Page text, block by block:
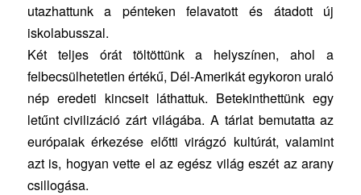
utazhattunk a pénteken felavatott és átadott új
iskolabusszal.
Két teljes órát töltöttünk a helyszínen, ahol a
felbecsülhetetlen értékű, Dél-Amerikát egykoron uraló
nép eredeti kincseit láthattuk. Betekinthettünk egy
letűnt civilizáció zárt világába. A tárlat bemutatta az
európaiak érkezése előtti virágzó kultúrát, valamint
azt is, hogyan vette el az egész világ eszét az arany
csillogása.